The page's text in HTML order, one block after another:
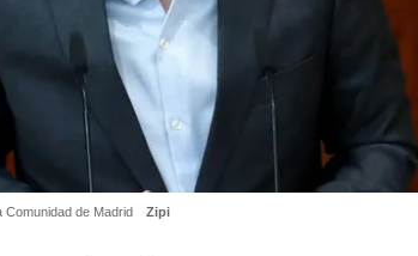
Comunidad de Madrid Zipi